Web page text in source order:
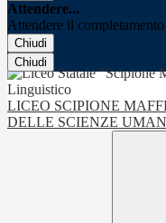
Attendere...
Attendere il
Chiudi
Chiudi
LICEO SCIPIONE
DELLE SCIENZE